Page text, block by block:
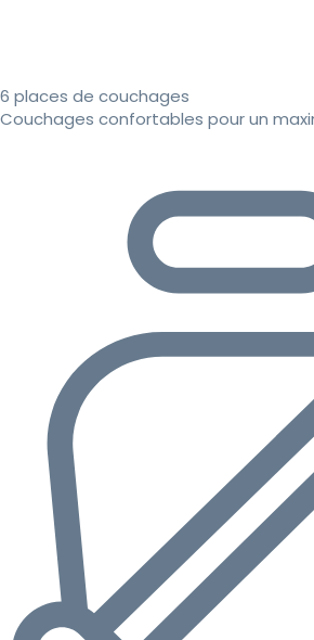
6 places de couchages
Couchages confortables pour un